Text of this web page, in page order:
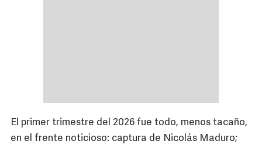
El primer trimestre del 2026 fue todo, menos tacaño,
en el frente noticioso: captura de Nicolás Maduro;